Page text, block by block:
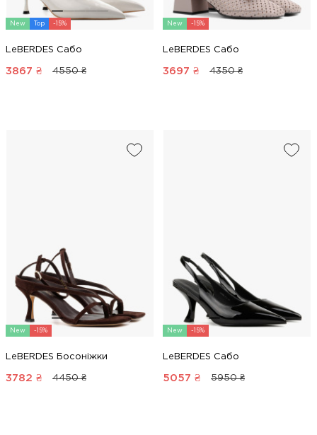
New Top -15%
LeBERDES Сабо
3867 ₴ 4550 ₴
New -15%
LeBERDES Сабо
3697 ₴ 4350 ₴
New -15%
LeBERDES Босоніжки
3782 ₴ 4450 ₴
New -15%
LeBERDES Сабо
5057 ₴ 5950 ₴